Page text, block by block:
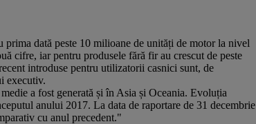
dată peste 10 milioane de unități de motor la nivel
cifre, iar pentru produsele fără fir au crescut de peste
introduse pentru utilizatorii casnici sunt, de
executiv.
a fost generată și în Asia și Oceania. Evoluția
anului 2017. La data de raportare de 31 decembrie
cu anul precedent."